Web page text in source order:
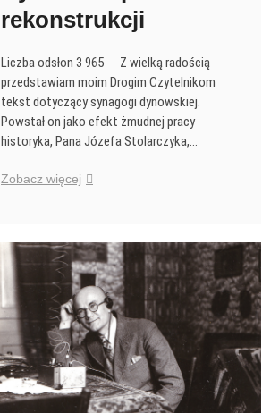
rekonstrukcji
Liczba odsłon 3 965 Z wielką radością
przedstawiam moim Drogim Czytelnikom
tekst dotyczący synagogi dynowskiej.
Powstał on jako efekt żmudnej pracy
historyka, Pana Józefa Stolarczyka,…
Zobacz więcej Wielka
–
próba
rekonstrukcji